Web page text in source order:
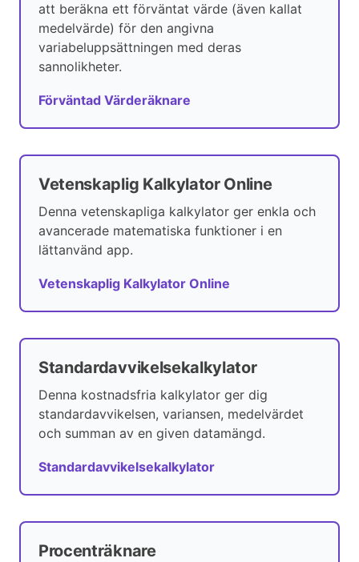
att beräkna ett förväntat värde (även kallat
medelvärde) för den angivna
variabeluppsättningen med deras
sannolikheter.
Förväntad Värderäknare
Vetenskaplig Kalkylator Online
Denna vetenskapliga kalkylator ger enkla och
avancerade matematiska funktioner i en
lättanvänd app.
Vetenskaplig Kalkylator Online
Standardavvikelsekalkylator
Denna kostnadsfria kalkylator ger dig
standardavvikelsen, variansen, medelvärdet
och summan av en given datamängd.
Standardavvikelsekalkylator
Procenträknare